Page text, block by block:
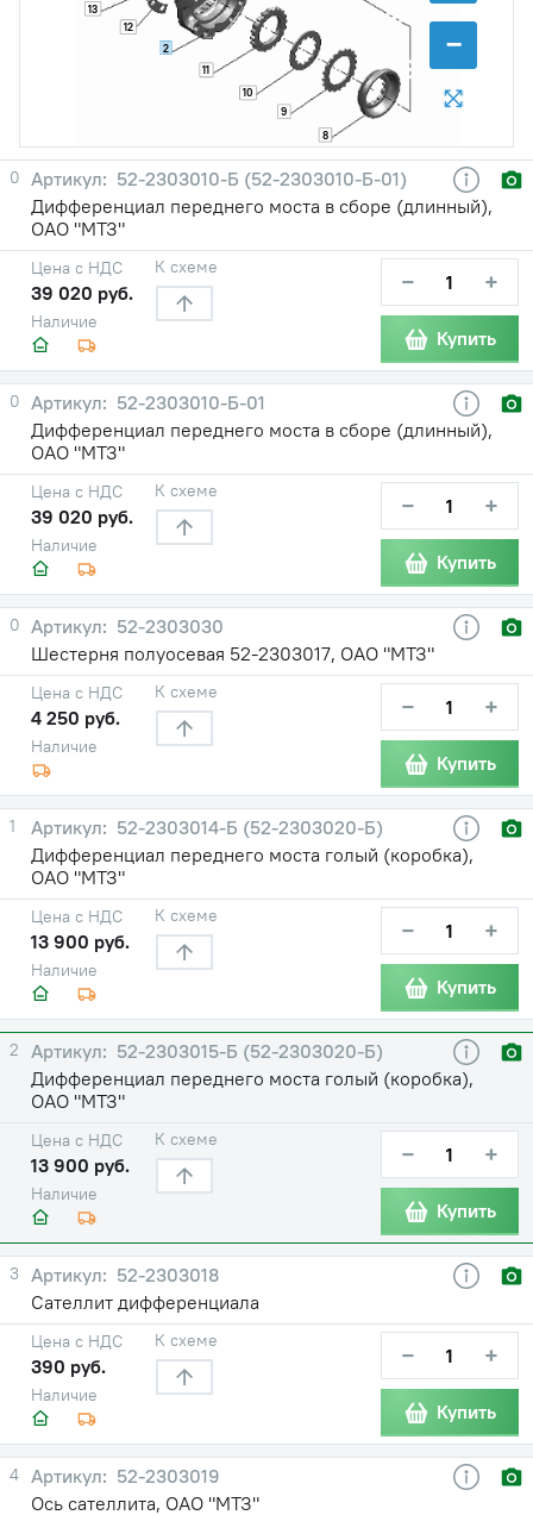
−
2
8
9
10
11
12
13
0
52-2303010-Б (52-2303010-Б-01)
Дифференциал переднего моста в сборе (длинный),
ОАО "МТЗ"
Наличие
Цена с НДС
39 020 руб.
К схеме − +
Купить
0
52-2303010-Б-01
Дифференциал переднего моста в сборе (длинный),
ОАО "МТЗ"
Наличие
Цена с НДС
39 020 руб.
К схеме − +
Купить
0
52-2303030
Шестерня полуосевая 52-2303017, ОАО "МТЗ"
Наличие
Цена с НДС
4 250 руб.
К схеме − +
Купить
1
52-2303014-Б (52-2303020-Б)
Дифференциал переднего моста голый (коробка),
ОАО "МТЗ"
Наличие
Цена с НДС
13 900 руб.
К схеме − +
Купить
2
52-2303015-Б (52-2303020-Б)
Дифференциал переднего моста голый (коробка),
ОАО "МТЗ"
Наличие
Цена с НДС
13 900 руб.
К схеме − +
Купить
3
52-2303018
Сателлит дифференциала
Наличие
Цена с НДС
390 руб.
К схеме − +
Купить
4
52-2303019
Ось сателлита, ОАО "МТЗ"